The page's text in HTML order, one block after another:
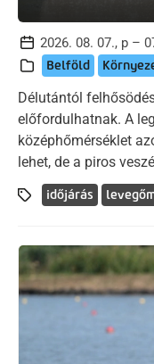
2026. 08. 07., p –
Belföld
Délutántól
előfordulhatnak. A
középhőmérséklet
lehet, de a piros
időjárás